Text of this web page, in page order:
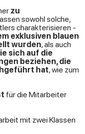
zu
sowohl solche,
charakterisieren -
exklusiven blauen
wurden, als auch
sich auf die
beziehen, die
hat, wie zum
für die Mitarbeiter
mit zwei Klassen